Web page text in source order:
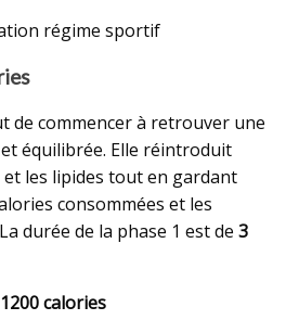
de commencer à retrouver une
équilibrée. Elle réintroduit
et les lipides tout en gardant
consommées et les
durée de la phase 1 est de 3
calories